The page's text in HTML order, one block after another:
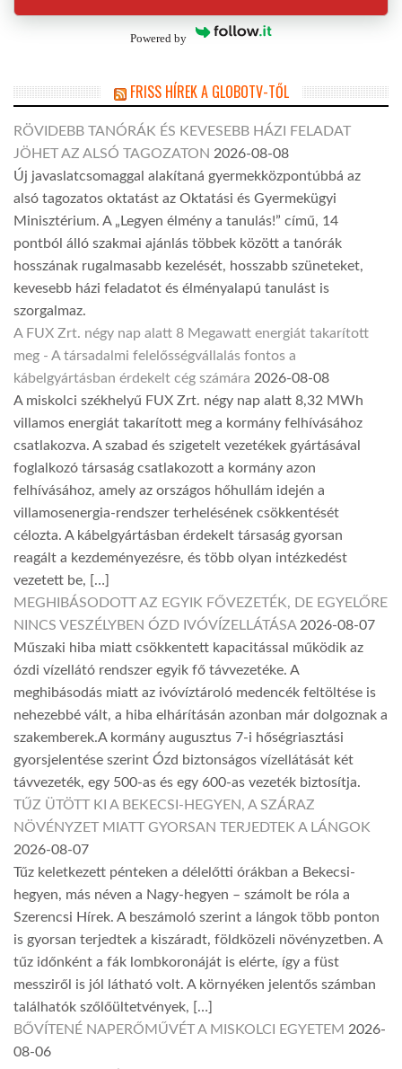
Powered by
FRISS HÍREK A GLOBOTV-TŐL
RÖVIDEBB TANÓRÁK ÉS KEVESEBB HÁZI FELADAT
JÖHET AZ ALSÓ TAGOZATON 2026-08-08
Új javaslatcsomaggal alakítaná gyermekközpontúbbá az
alsó tagozatos oktatást az Oktatási és Gyermekügyi
Minisztérium. A „Legyen élmény a tanulás!” című, 14
pontból álló szakmai ajánlás többek között a tanórák
hosszának rugalmasabb kezelését, hosszabb szüneteket,
kevesebb házi feladatot és élményalapú tanulást is
szorgalmaz.
A FUX Zrt. négy nap alatt 8 Megawatt energiát takarított
meg - A társadalmi felelősségvállalás fontos a
kábelgyártásban érdekelt cég számára 2026-08-08
A miskolci székhelyű FUX Zrt. négy nap alatt 8,32 MWh
villamos energiát takarított meg a kormány felhívásához
csatlakozva. A szabad és szigetelt vezetékek gyártásával
foglalkozó társaság csatlakozott a kormány azon
felhívásához, amely az országos hőhullám idején a
villamosenergia-rendszer terhelésének csökkentését
célozta. A kábelgyártásban érdekelt társaság gyorsan
reagált a kezdeményezésre, és több olyan intézkedést
vezetett be, […]
MEGHIBÁSODOTT AZ EGYIK FŐVEZETÉK, DE EGYELŐRE
NINCS VESZÉLYBEN ÓZD IVÓVÍZELLÁTÁSA 2026-08-07
Műszaki hiba miatt csökkentett kapacitással működik az
ózdi vízellátó rendszer egyik fő távvezetéke. A
meghibásodás miatt az ivóvíztároló medencék feltöltése is
nehezebbé vált, a hiba elhárításán azonban már dolgoznak a
szakemberek.A kormány augusztus 7-i hőségriasztási
gyorsjelentése szerint Ózd biztonságos vízellátását két
távvezeték, egy 500-as és egy 600-as vezeték biztosítja.
TŰZ ÜTÖTT KI A BEKECSI-HEGYEN, A SZÁRAZ
NÖVÉNYZET MIATT GYORSAN TERJEDTEK A LÁNGOK
2026-08-07
Tűz keletkezett pénteken a délelőtti órákban a Bekecsi-
hegyen, más néven a Nagy-hegyen – számolt be róla a
Szerencsi Hírek. A beszámoló szerint a lángok több ponton
is gyorsan terjedtek a kiszáradt, földközeli növényzetben. A
tűz időnként a fák lombkoronáját is elérte, így a füst
messziről is jól látható volt. A környéken jelentős számban
találhatók szőlőültetvények, […]
BŐVÍTENÉ NAPERŐMŰVÉT A MISKOLCI EGYETEM 2026-
08-06